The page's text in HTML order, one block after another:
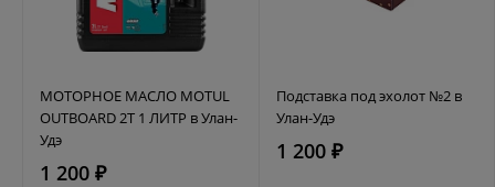
МОТОРНОЕ МАСЛО MOTUL
OUTBOARD 2T 1 ЛИТР в Улан-
Удэ
1 200 ₽
Подставка под эхолот №2 в
Улан-Удэ
1 200 ₽